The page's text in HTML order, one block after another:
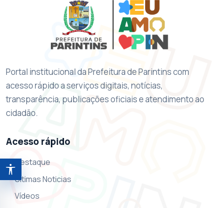
Abrir ferramentas de acessibilidade
Portal institucional da Prefeitura de Parintins com
acesso rápido a serviços digitais, notícias,
transparência, publicações oficiais e atendimento ao
cidadão.
Acesso rápido
Destaque
Ultimas Noticias
Vídeos